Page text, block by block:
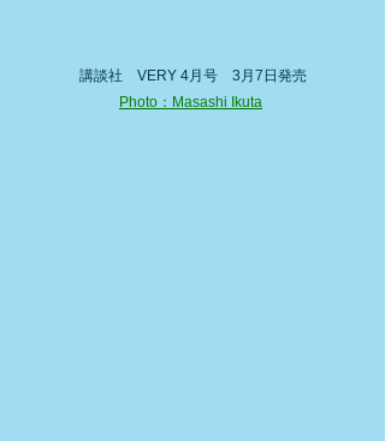
講談社　VERY 4月号　3月7日発売
Photo：Masashi Ikuta